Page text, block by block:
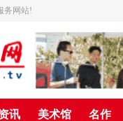
务网站!
讯 美术馆 名作